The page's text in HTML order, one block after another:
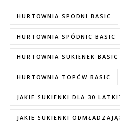
HURTOWNIA SPODNI BASIC
HURTOWNIA SPÓDNIC BASIC
HURTOWNIA SUKIENEK BASIC
HURTOWNIA TOPÓW BASIC
JAKIE SUKIENKI DLA 30
JAKIE SUKIENKI